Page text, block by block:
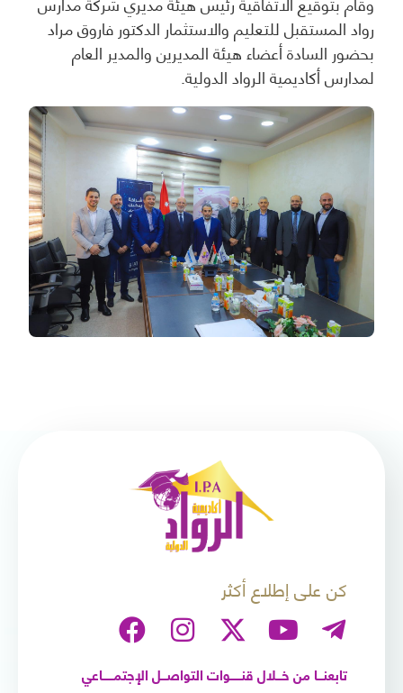
رواد المستقبل للتعليم والاستثمار الدكتور فاروق مراد
بحضور السادة أعضاء هيئة المديرين والمدير العام
لمدارس أكاديمية الرواد الدولية.
كن على إطلاع أكثر
تابعنـــا من خـــلال قنــــــوات التواصـــل الإجتمــــــاعي